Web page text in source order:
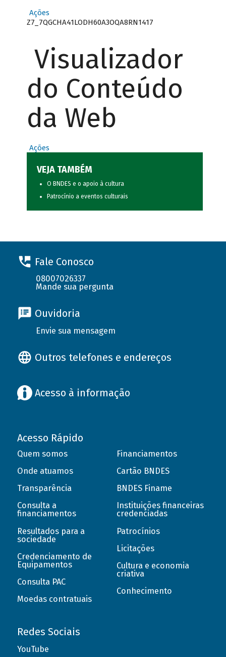
Ações
Z7_7QGCHA41LODH60A3OQA8RN1417
Visualizador
do Conteúdo
da Web
Ações
VEJA TAMBÉM
O BNDES e o apoio à cultura
Patrocínio a eventos culturais
Fale Conosco
08007026337
Mande sua pergunta
Ouvidoria
Envie sua mensagem
Outros telefones e endereços
Acesso à informação
Acesso Rápido
Quem somos
Onde atuamos
Transparência
Consulta a
financiamentos
Resultados para a
sociedade
Credenciamento de
Equipamentos
Consulta PAC
Moedas contratuais
Financiamentos
Cartão BNDES
BNDES Finame
Instituições financeiras
credenciadas
Patrocínios
Licitações
Cultura e economia
criativa
Conhecimento
Redes Sociais
YouTube